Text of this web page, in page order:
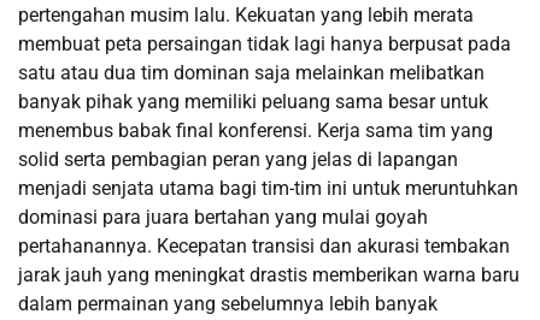
pertengahan musim lalu. Kekuatan yang lebih merata
membuat peta persaingan tidak lagi hanya berpusat pada
satu atau dua tim dominan saja melainkan melibatkan
banyak pihak yang memiliki peluang sama besar untuk
menembus babak final konferensi. Kerja sama tim yang
solid serta pembagian peran yang jelas di lapangan
menjadi senjata utama bagi tim-tim ini untuk meruntuhkan
dominasi para juara bertahan yang mulai goyah
pertahanannya. Kecepatan transisi dan akurasi tembakan
jarak jauh yang meningkat drastis memberikan warna baru
dalam permainan yang sebelumnya lebih banyak